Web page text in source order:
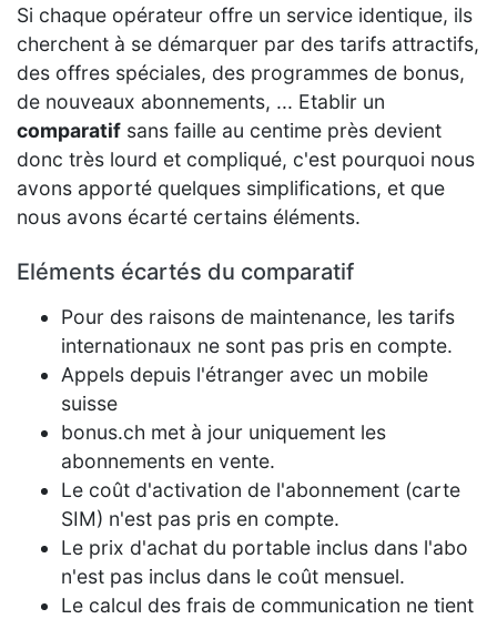
Si chaque opérateur offre un service identique, ils
cherchent à se démarquer par des tarifs attractifs,
des offres spéciales, des programmes de bonus,
de nouveaux abonnements, ... Etablir un
comparatif sans faille au centime près devient
donc très lourd et compliqué, c'est pourquoi nous
avons apporté quelques simplifications, et que
nous avons écarté certains éléments.
Eléments écartés du comparatif
Pour des raisons de maintenance, les tarifs
internationaux ne sont pas pris en compte.
Appels depuis l'étranger avec un mobile
suisse
bonus.ch met à jour uniquement les
abonnements en vente.
Le coût d'activation de l'abonnement (carte
SIM) n'est pas pris en compte.
Le prix d'achat du portable inclus dans l'abo
n'est pas inclus dans le coût mensuel.
Le calcul des frais de communication ne tient